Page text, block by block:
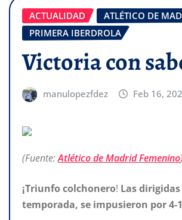
ACTUALIDAD ATLÉTICO DE
PRIMERA IBERDROLA
Victoria con
manulopezfdez Feb 16,
(Fuente:Atlético de Madrid Femenino)
¡Triunfo colchonero! Las
temporada, se impusieron por 4-